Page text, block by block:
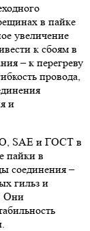
в пайке
увеличение
к сбоям в
– к перегреву
провода,
и
SAE и ГОСТ в
пайки в
соединения –
гильз и
Они